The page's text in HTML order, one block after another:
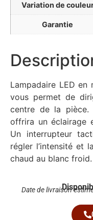
Variation de
Garantie
Lampadaire LED en
vous permet de
centre de la pièce.
offrira un éclairage
Un interrupteur
régler l’intensité et
chaud au blanc froid.
Date de livraison